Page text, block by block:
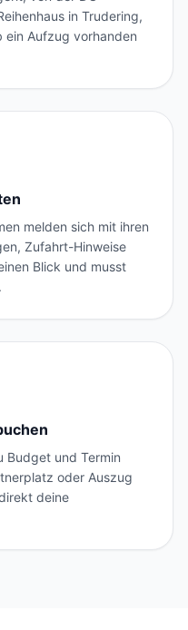
in Trudering,
ein Aufzug vorhanden
melden sich mit ihren
Zufahrt-Hinweise
Blick und musst
Budget und Termin
oder Auszug
deine